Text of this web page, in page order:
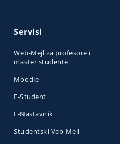
Servisi
Web-Mejl za profesore i
master studente
Moodle
E-Student
E-Nastavnik
Studentski Veb-Mejl